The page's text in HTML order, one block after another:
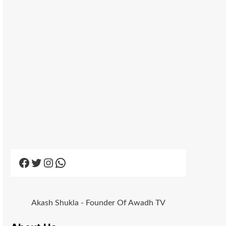
Facebook
Twitter
Instagram
WhatsApp
Akash Shukla - Founder Of Awadh TV